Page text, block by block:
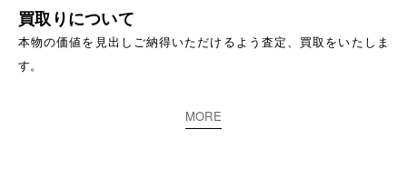
買取りについて
本物の価値を見出しご納得いただけるよう査定、買取をいたしま
す。
MORE